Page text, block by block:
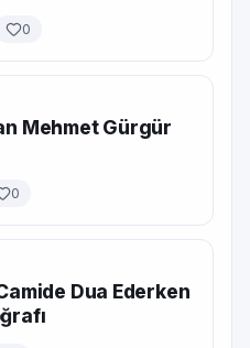
0
Mehmet Gürgür
0
Dua Ederken